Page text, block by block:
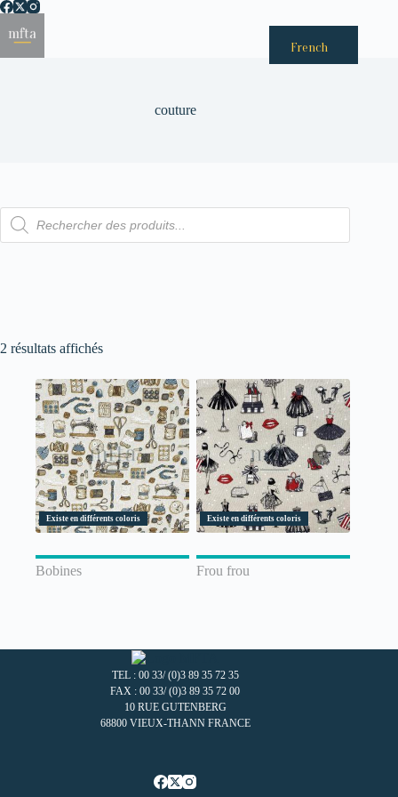
Passer
contenu
couture
2 résultats affichés
Existe en différents coloris
Bobines
Existe en différents coloris
Frou frou
Recherche
de
produits
TEL : 00 33/ (0)3 89 35 72 35
FAX : 00 33/ (0)3 89 35 72 00
10 RUE GUTENBERG
68800 VIEUX-THANN FRANCE
French